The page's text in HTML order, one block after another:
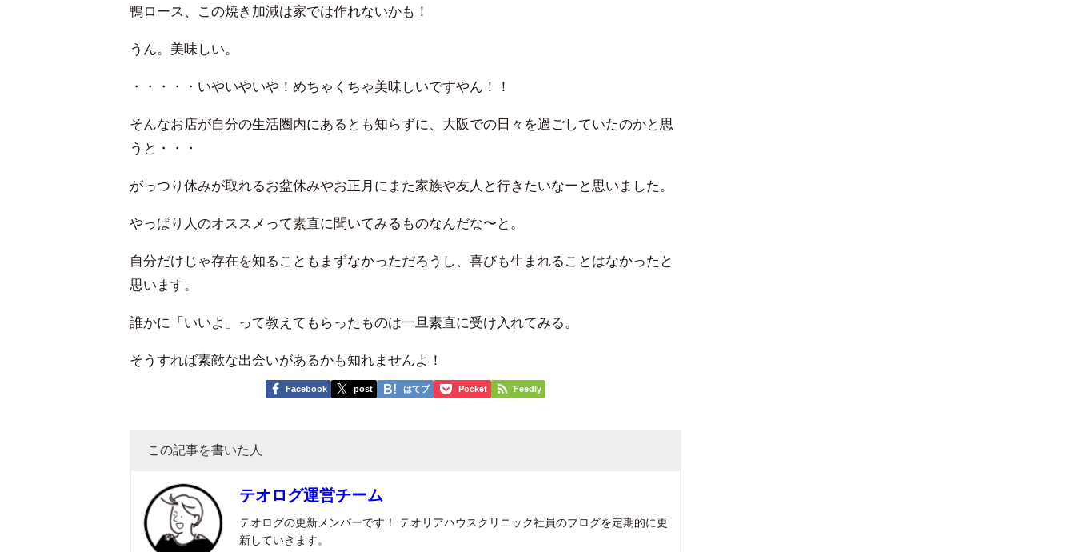
鴨ロース、この焼き加減は家では作れないかも！
うん。美味しい。
・・・・・いやいやいや！めちゃくちゃ美味しいですやん！！
そんなお店が自分の生活圏内にあるとも知らずに、大阪での日々を過ごしていたのかと思
うと・・・
がっつり休みが取れるお盆休みやお正月にまた家族や友人と行きたいなーと思いました。
やっぱり人のオススメって素直に聞いてみるものなんだな〜と。
自分だけじゃ存在を知ることもまずなかっただろうし、喜びも生まれることはなかったと
思います。
誰かに「いいよ」って教えてもらったものは一旦素直に受け入れてみる。
そうすれば素敵な出会いがあるかも知れませんよ！
Facebook post はてブ Pocket Feedly
この記事を書いた人
テオログ運営チーム
テオログの更新メンバーです！ テオリアハウスクリニック社員のブログを定期的に更
新していきます。